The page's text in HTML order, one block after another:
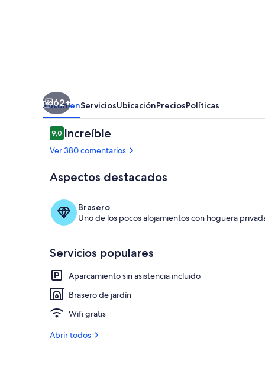
62+
ResumenServiciosUbicaciónPreciosPolíticas
Comentarios
9,09,0 de 10
Increíble
Ver 380 comentarios
Aspectos destacados
Brasero
Uno de los pocos alojamientos con hoguera
Servicios populares
Aparcamiento sin asistencia incluido
Brasero de jardín
Wifi gratis
Abrir todos